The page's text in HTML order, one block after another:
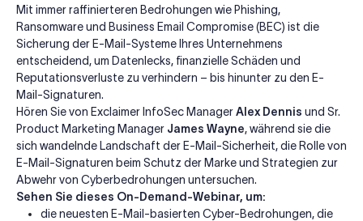
Mit immer raffinierteren Bedrohungen wie Phishing,
Ransomware und Business Email Compromise (BEC) ist die
Sicherung der E-Mail-Systeme Ihres Unternehmens
entscheidend, um Datenlecks, finanzielle Schäden und
Reputationsverluste zu verhindern – bis hinunter zu den E-
Mail-Signaturen.
Hören Sie von Exclaimer InfoSec ManagerAlex Dennis und Sr.
Product Marketing Manager James Wayne, während sie die
sich wandelnde Landschaft der E-Mail-Sicherheit, die Rolle von
E-Mail-Signaturen beim Schutz der Marke und Strategien zur
Abwehr von Cyberbedrohungen untersuchen.
Sehen Sie dieses On-Demand-Webinar, um:
die neuesten E-Mail-basierten Cyber-Bedrohungen, die